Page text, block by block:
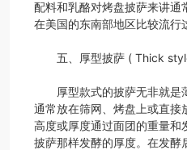
配料和乳酪对烤盘披萨来讲通
在美国的东南部地区比较流行
五、厚型披萨 ( Thick
厚型款式的披萨无非就是
通常放在筛网、烤盘上或直接
高度或厚度通过面团的重量和
披萨那样发酵的厚度。在发酵